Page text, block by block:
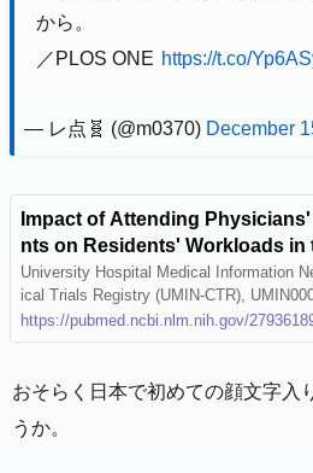
から。
／PLOS ONE https://t.co/
— レ点🧬 (@m0370) December
Impact of Attending
nts on Residents' Workloads in
rgency Department: Results
(^o^)PAN Randomized
- PubMed
University Hospital Medical Information
ical Trials Registry (UMIN-CTR),
nd UMIN000017194.
https://pubmed.ncbi.nlm.nih.gov/
おそらく日本で初めての顔文字入
うか。